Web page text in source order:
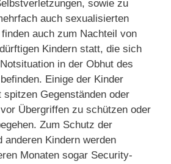
sowie zu
auch sexualisierten
auch zum Nachteil von
Kindern statt, die sich
in der Obhut des
Einige der Kinder
spitzen Gegenständen oder
Übergriffen zu schützen oder
Zum Schutz der
anderen Kindern werden
Monaten sogar Security-